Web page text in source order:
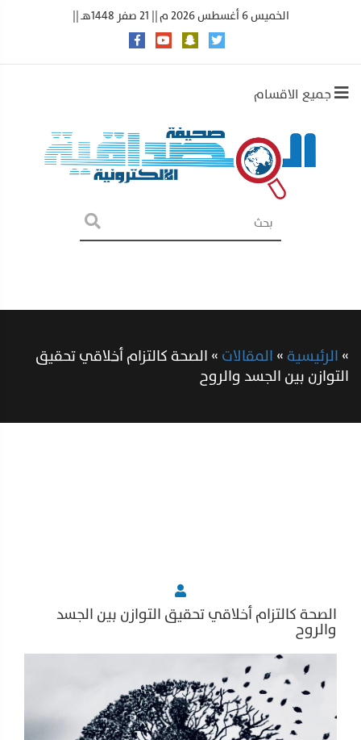
الخميس 6 أغسطس 2026 م || 21 صفر 1448هـ ||
جميع الاقسام
»الرئيسية»المقالات»الصحة كالتزام أخلاقي تحقيق
التوازن بين الجسد والروح
الصحة كالتزام أخلاقي تحقيق التوازن بين الجسد
والروح